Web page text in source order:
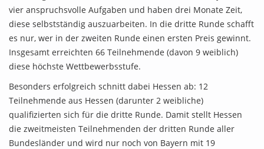
vier anspruchsvolle Aufgaben und haben drei Monate Zeit,
diese selbstständig auszuarbeiten. In die dritte Runde schafft
es nur, wer in der zweiten Runde einen ersten Preis gewinnt.
Insgesamt erreichten 66 Teilnehmende (davon 9 weiblich)
diese höchste Wettbewerbsstufe.
Besonders erfolgreich schnitt dabei Hessen ab: 12
Teilnehmende aus Hessen (darunter 2 weibliche)
qualifizierten sich für die dritte Runde. Damit stellt Hessen
die zweitmeisten Teilnehmenden der dritten Runde aller
Bundesländer und wird nur noch von Bayern mit 19